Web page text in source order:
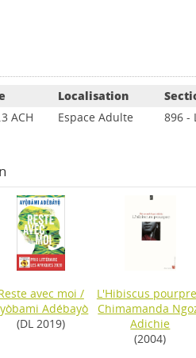
Localisation
ACH Espace Adulte 896 -
avec moi /
Adébayò
(DL 2019)
L'Hibiscus pourpre
Chimamanda
Adichie
(2004)